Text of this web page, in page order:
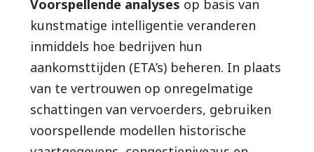
Voorspellende analyses op basis van
kunstmatige intelligentie veranderen
inmiddels hoe bedrijven hun
aankomsttijden (ETA’s) beheren. In plaats
van te vertrouwen op onregelmatige
schattingen van vervoerders, gebruiken
voorspellende modellen historische